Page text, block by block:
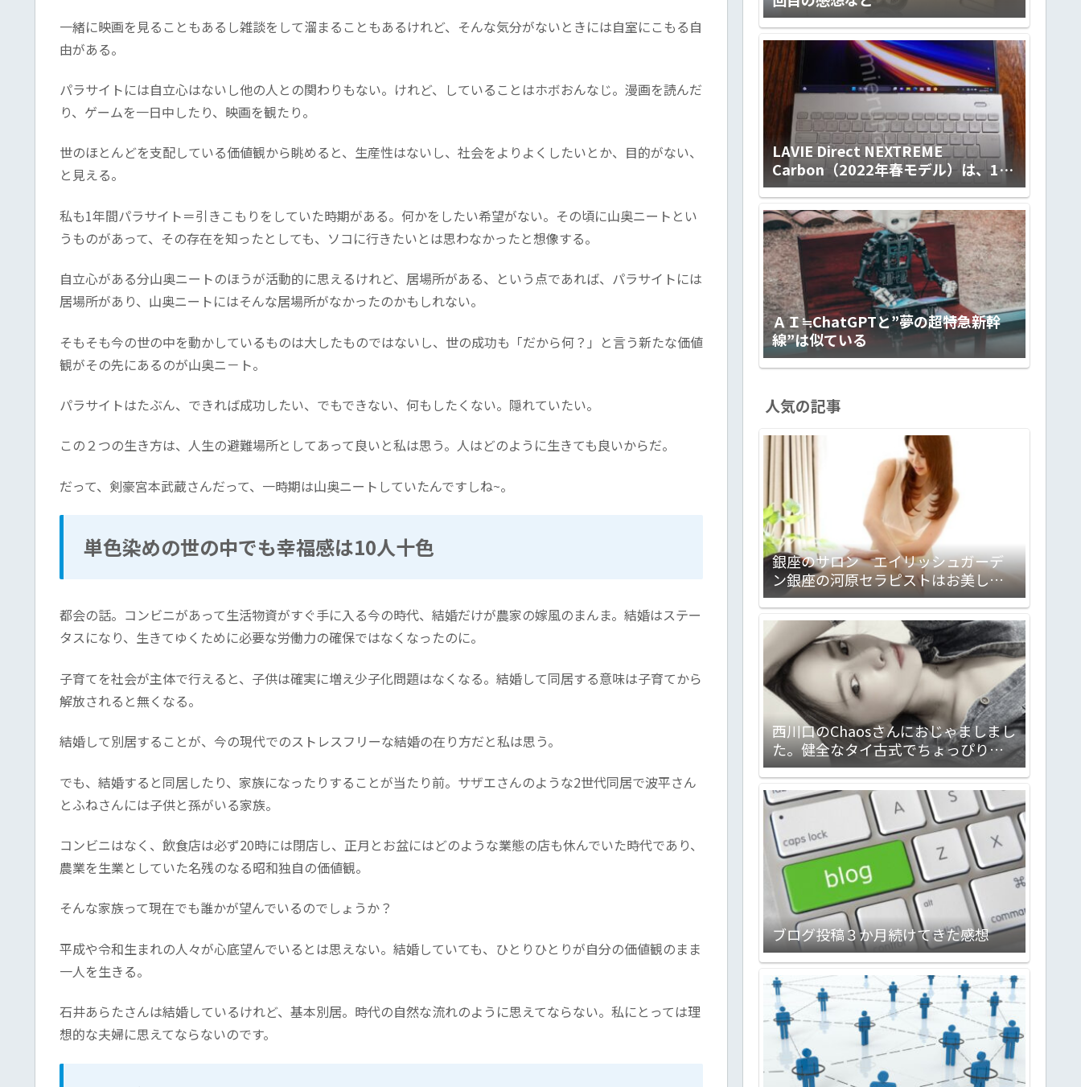
一緒に映画を見ることもあるし雑談をして溜まることもあるけれど、そんな気分がないときには自室にこもる自
由がある。
パラサイトには自立心はないし他の人との関わりもない。けれど、していることはホボおんなじ。漫画を読んだ
り、ゲームを一日中したり、映画を観たり。
世のほとんどを支配している価値観から眺めると、生産性はないし、社会をよりよくしたいとか、目的がない、
と見える。
私も1年間パラサイト＝引きこもりをしていた時期がある。何かをしたい希望がない。その頃に山奥ニートとい
うものがあって、その存在を知ったとしても、ソコに行きたいとは思わなかったと想像する。
自立心がある分山奥ニートのほうが活動的に思えるけれど、居場所がある、という点であれば、パラサイトには
居場所があり、山奥ニートにはそんな居場所がなかったのかもしれない。
そもそも今の世の中を動かしているものは大したものではないし、世の成功も「だから何？」と言う新たな価値
観がその先にあるのが山奥ニ－ト。
パラサイトはたぶん、できれば成功したい、でもできない、何もしたくない。隠れていたい。
この２つの生き方は、人生の避難場所としてあって良いと私は思う。人はどのように生きても良いからだ。
だって、剣豪宮本武蔵さんだって、一時期は山奥ニートしていたんですしね~。
単色染めの世の中でも幸福感は10人十色
都会の話。コンビニがあって生活物資がすぐ手に入る今の時代、結婚だけが農家の嫁風のまんま。結婚はステー
タスになり、生きてゆくために必要な労働力の確保ではなくなったのに。
子育てを社会が主体で行えると、子供は確実に増え少子化問題はなくなる。結婚して同居する意味は子育てから
解放されると無くなる。
結婚して別居することが、今の現代でのストレスフリーな結婚の在り方だと私は思う。
でも、結婚すると同居したり、家族になったりすることが当たり前。サザエさんのような2世代同居で波平さん
とふねさんには子供と孫がいる家族。
コンビニはなく、飲食店は必ず20時には閉店し、正月とお盆にはどのような業態の店も休んでいた時代であり、
農業を生業としていた名残のなる昭和独自の価値観。
そんな家族って現在でも誰かが望んでいるのでしょうか？
平成や令和生まれの人々が心底望んでいるとは思えない。結婚していても、ひとりひとりが自分の価値観のまま
一人を生きる。
石井あらたさんは結婚しているけれど、基本別居。時代の自然な流れのように思えてならない。私にとっては理
想的な夫婦に思えてならないのです。
LAVIE Direct NEXTREME
Carbon（2022年春モデル）は、14ｲ
ﾝﾁの使い勝手の良さとLED IPS液晶
（ノングレア）画面の標準を超えた
見やすさ、滑らかなキータッチとfine
textureなデザイン。ハイクラスで上
質な極軽モバイルノートです！
【PR】
ＡＩ≒ChatGPTと”夢の超特急新幹
線”は似ている
人気の記事
銀座のサロン エイリッシュガーデ
ン銀座の河原セラピストはお美しく
妖艶でしゃれっ気たっぷり。大満足
のサロンでした！ 心理カウンセラ
ー＋セラピストって凄いんで
す！！ 【PR】
西川口のChaosさんにおじゃましまし
た。健全なタイ古式でちょっぴりメ
ンエスな感じのお店です。会話対応力
バツグン。気分転換に最高ですヨ！
ブログ投稿３か月続けてきた感想